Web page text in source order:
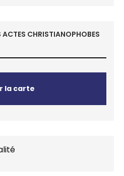
CHRISTIANOPHOBES
la carte